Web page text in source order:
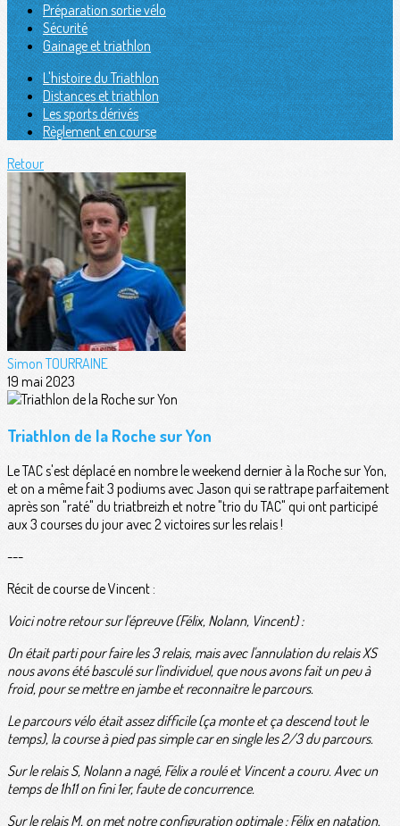
Préparation sortie vélo
Sécurité
Gainage et triathlon
L'histoire du Triathlon
Distances et triathlon
Les sports dérivés
Règlement en course
Retour
Simon TOURRAINE
19 mai 2023
Triathlon de la Roche sur Yon
Le TAC s'est déplacé en nombre le weekend dernier à la Roche sur Yon,
et on a même fait 3 podiums avec Jason qui se rattrape parfaitement
après son "raté" du triatbreizh et notre "trio du TAC" qui ont participé
aux 3 courses du jour avec 2 victoires sur les relais !
---
Récit de course de Vincent :
Voici notre retour sur l'épreuve (Félix, Nolann, Vincent) :
On était parti pour faire les 3 relais, mais avec l'annulation du relais XS
nous avons été basculé sur l'individuel, que nous avons fait un peu à
froid, pour se mettre en jambe et reconnaitre le parcours.
Le parcours vélo était assez difficile (ça monte et ça descend tout le
temps), la course à pied pas simple car en single les 2/3 du parcours.
Sur le relais S, Nolann a nagé, Félix a roulé et Vincent a couru. Avec un
temps de 1h11 on fini 1er, faute de concurrence.
Sur le relais M, on met notre configuration optimale : Félix en natation,